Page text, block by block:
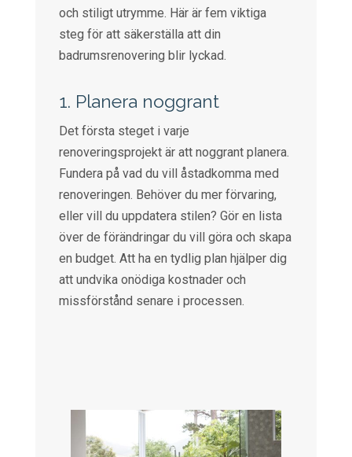
och stiligt utrymme. Här är fem viktiga
steg för att säkerställa att din
badrumsrenovering blir lyckad.
1. Planera noggrant
Det första steget i varje
renoveringsprojekt är att noggrant planera.
Fundera på vad du vill åstadkomma med
renoveringen. Behöver du mer förvaring,
eller vill du uppdatera stilen? Gör en lista
över de förändringar du vill göra och skapa
en budget. Att ha en tydlig plan hjälper dig
att undvika onödiga kostnader och
missförstånd senare i processen.